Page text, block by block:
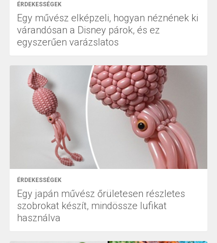
ÉRDEKESSÉGEK
Egy művész elképzeli, hogyan néznének ki
várandósan a Disney párok, és ez
egyszerűen varázslatos
ÉRDEKESSÉGEK
Egy japán művész őrületesen részletes
szobrokat készít, mindössze lufikat
használva